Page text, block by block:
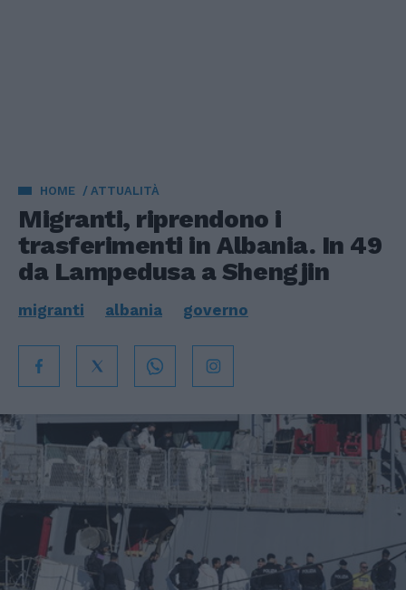
HOME ATTUALITÀ
Migranti, riprendono i
trasferimenti in Albania. In 49
da Lampedusa a Shengjin
migranti albania governo